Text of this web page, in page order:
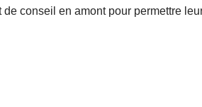
conseil en amont pour permettre